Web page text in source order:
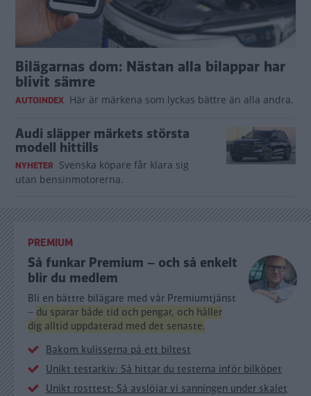
Bilägarnas dom: Nästan alla bilappar har
blivit sämre
AUTOINDEX Här är märkena som lyckas bättre än alla andra.
Audi släpper märkets största
modell hittills
NYHETER Svenska köpare får klara sig
utan bensinmotorerna.
PREMIUM
Så funkar Premium – och så enkelt
blir du medlem
Bli en bättre bilägare med vår Premiumtjänst
– du sparar både tid och pengar, och håller
dig alltid uppdaterad med det senaste.
Bakom kulisserna på ett biltest
Unikt testarkiv: Så hittar du testerna inför bilköpet
Unikt rosttest: Så avslöjar vi sanningen under skalet